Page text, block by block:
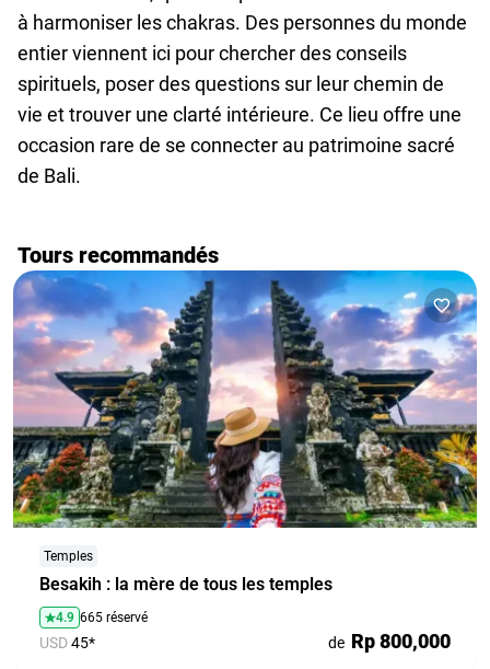
à harmoniser les chakras. Des personnes du monde
entier viennent ici pour chercher des conseils
spirituels, poser des questions sur leur chemin de
vie et trouver une clarté intérieure. Ce lieu offre une
occasion rare de se connecter au patrimoine sacré
de Bali.
Tours recommandés
Besakih : la mère de tous les temples
Temples
4.9 665 réservé
USD45* de Rp 800,000